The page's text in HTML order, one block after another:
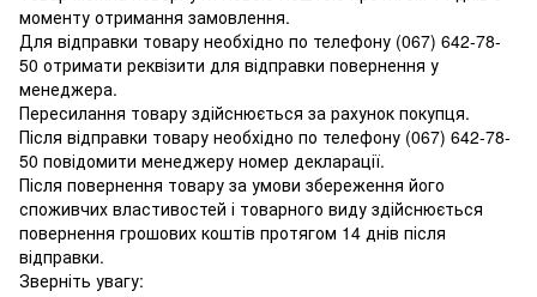
моменту отримання замовлення.
Для відправки товару необхідно по телефону (067) 642-78-
50 отримати реквізити для відправки повернення у
менеджера.
Пересилання товару здійснюється за рахунок покупця.
Після відправки товару необхідно по телефону (067) 642-78-
50 повідомити менеджеру номер декларації.
Після повернення товару за умови збереження його
споживчих властивостей і товарного виду здійснюється
повернення грошових коштів протягом 14 днів після
відправки.
Зверніть увагу: